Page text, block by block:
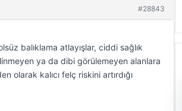
#28843
balıklama atlayışlar, ciddi sağlık
ya da dibi görülemeyen alanlara
olarak kalıcı felç riskini artırdığı